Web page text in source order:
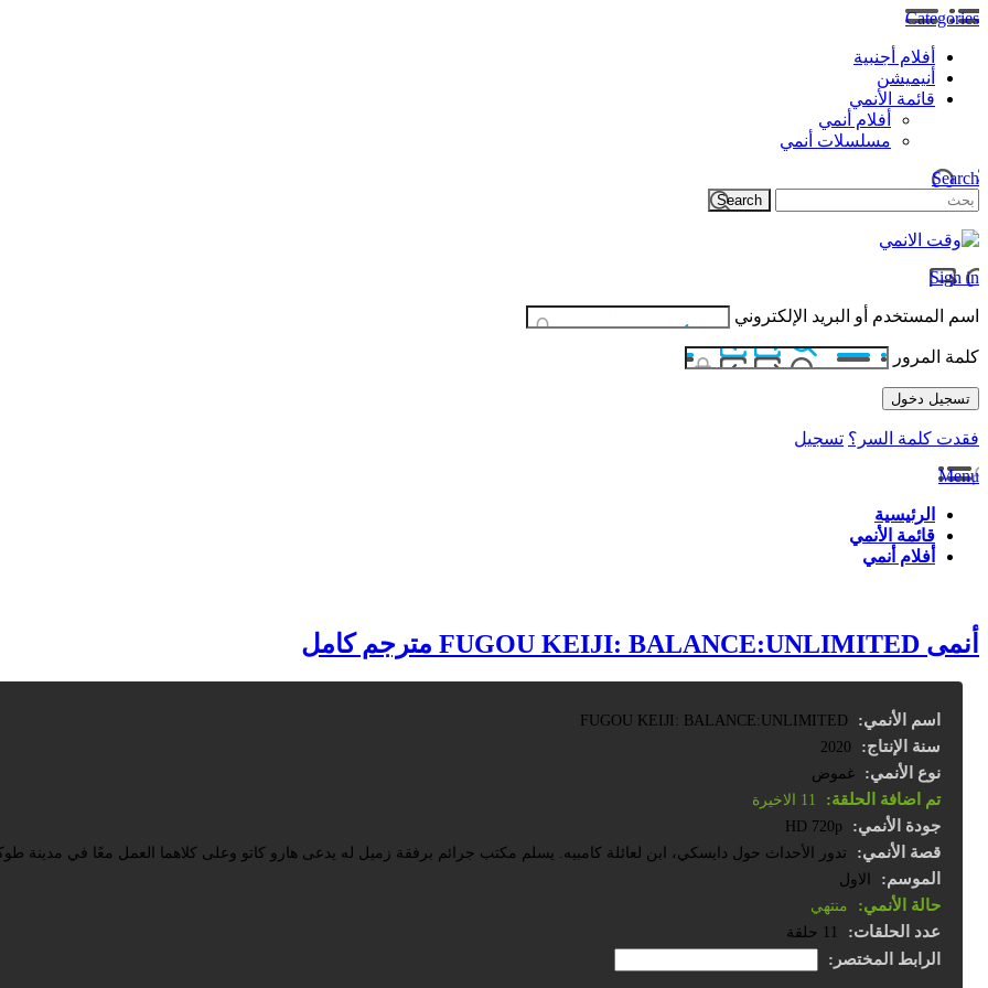
Categories
أفلام أجنبية
أنيميشن
قائمة الأنمي
أفلام أنمي
مسلسلات أنمي
Search
Sign in
اسم المستخدم أو البريد الإلكتروني
كلمة المرور
فقدت كلمة السر؟ تسجيل
Menu
الرئيسية
قائمة الأنمي
أفلام أنمي
أنمى FUGOU KEIJI: BALANCE:UNLIMITED مترجم كامل
اسم الأنمي: FUGOU KEIJI: BALANCE:UNLIMITED
سنة الإنتاج: 2020
نوع الأنمي: غموض
تم اضافة الحلقة: 11 الاخيرة
جودة الأنمي: HD 720p
قصة الأنمي: تدور الأحداث حول دايسكي، ابن لعائلة كامبيه. يسلم مكتب جرائم برفقة زميل له يدعى هارو كاتو وعلى كلاهما العمل معًا في مدينة
الموسم: الاول
حالة الأنمي: منتهي
عدد الحلقات: 11 حلقة
الرابط المختصر: